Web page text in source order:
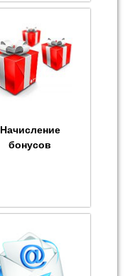
Начисление
бонусов